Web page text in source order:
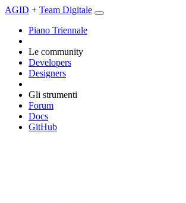
AGID + Team Digitale
Piano Triennale
Le community
Developers
Designers
Gli strumenti
Forum
Docs
GitHub